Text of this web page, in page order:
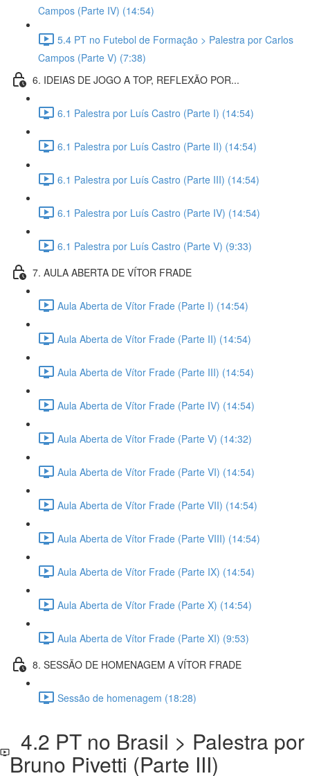
Campos (Parte IV) (14:54)
5.4 PT no Futebol de Formação > Palestra por Carlos
Campos (Parte V) (7:38)
6. IDEIAS DE JOGO A TOP, REFLEXÃO POR...
6.1 Palestra por Luís Castro (Parte I) (14:54)
6.1 Palestra por Luís Castro (Parte II) (14:54)
6.1 Palestra por Luís Castro (Parte III) (14:54)
6.1 Palestra por Luís Castro (Parte IV) (14:54)
6.1 Palestra por Luís Castro (Parte V) (9:33)
7. AULA ABERTA DE VÍTOR FRADE
Aula Aberta de Vítor Frade (Parte I) (14:54)
Aula Aberta de Vítor Frade (Parte II) (14:54)
Aula Aberta de Vítor Frade (Parte III) (14:54)
Aula Aberta de Vítor Frade (Parte IV) (14:54)
Aula Aberta de Vítor Frade (Parte V) (14:32)
Aula Aberta de Vítor Frade (Parte VI) (14:54)
Aula Aberta de Vítor Frade (Parte VII) (14:54)
Aula Aberta de Vítor Frade (Parte VIII) (14:54)
Aula Aberta de Vítor Frade (Parte IX) (14:54)
Aula Aberta de Vítor Frade (Parte X) (14:54)
Aula Aberta de Vítor Frade (Parte XI) (9:53)
8. SESSÃO DE HOMENAGEM A VÍTOR FRADE
Sessão de homenagem (18:28)
4.2 PT no Brasil > Palestra por
Bruno Pivetti (Parte III)